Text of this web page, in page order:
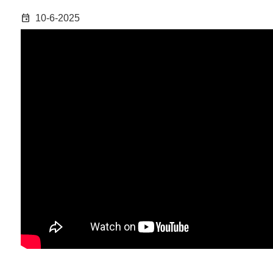
event 10-6-2025